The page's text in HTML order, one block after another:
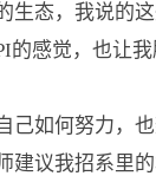
生态，我说的
的感觉，也让
如何努力，
议我招系里的